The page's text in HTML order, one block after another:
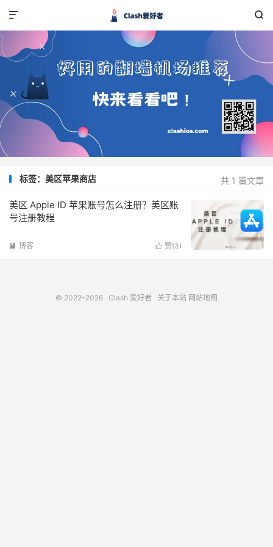


共 1 篇文章
标签：美区苹果商店
美区 Apple ID 苹果账号怎么注册？美区账
号注册教程
 赞(3)
 博客
© 2022-2026 Clash 爱好者 关于本站 网站地图